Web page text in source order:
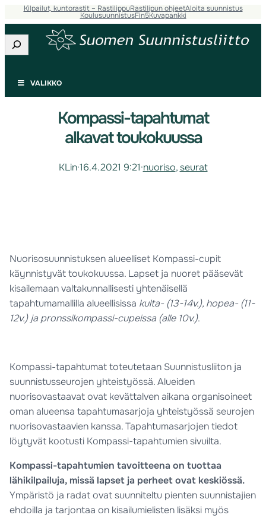
Kilpailut, kuntorastit – RastilippuRastilipun ohjeetAloita suunnistus
KoulusuunnistusFin5Kuvapankki
Etsi
VALIKKO
Kompassi-tapahtumat
alkavat toukokuussa
KLin·16.4.2021 9:21·nuoriso, seurat
Nuorisosuunnistuksen alueelliset Kompassi-cupit
käynnistyvät toukokuussa. Lapset ja nuoret pääsevät
kisailemaan valtakunnallisesti yhtenäisellä
tapahtumamallilla alueellisissa kulta- (13-14v.), hopea- (11-
12v.) ja pronssikompassi-cupeissa (alle 10v.).
Kompassi-tapahtumat toteutetaan Suunnistusliiton ja
suunnistusseurojen yhteistyössä. Alueiden
nuorisovastaavat ovat kevättalven aikana organisoineet
oman alueensa tapahtumasarjoja yhteistyössä seurojen
nuorisovastaavien kanssa. Tapahtumasarjojen tiedot
löytyvät kootusti Kompassi-tapahtumien sivuilta.
Kompassi-tapahtumien tavoitteena on tuottaa
lähikilpailuja, missä lapset ja perheet ovat keskiössä.
Ympäristö ja radat ovat suunniteltu pienten suunnistajien
ehdoilla ja tarjontaa on kisailumielisten lisäksi myös